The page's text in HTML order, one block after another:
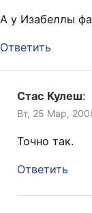
А у Изабеллы
Ответить
Стас Кулеш:
Вт, 25 Мар,
Точно так.
Ответить